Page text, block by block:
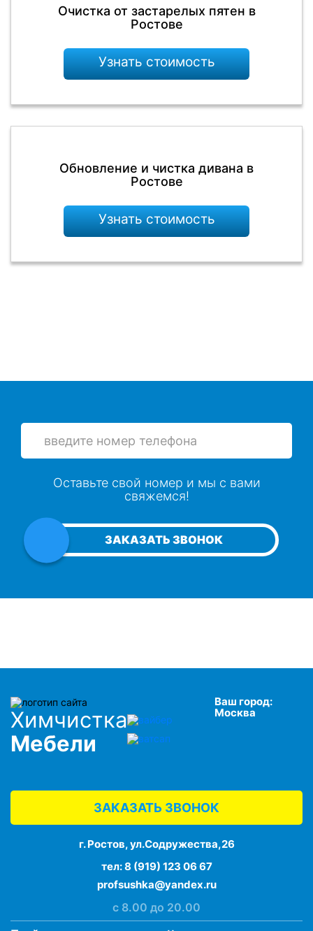
Очистка от застарелых пятен в
Ростове
Узнать стоимость
Обновление и чистка дивана в
Ростове
Узнать стоимость
ЗАКАЗАТЬ ЗВОНОК
Оставьте свой номер и мы с вами
свяжемся!
Химчистка
Мебели
Ваш город:
Москва
ЗАКАЗАТЬ ЗВОНОК
г. Ростов, ул.Содружества,26
тел:8 (919) 123 06 67
profsushka@yandex.ru
с 8.00 до 20.00